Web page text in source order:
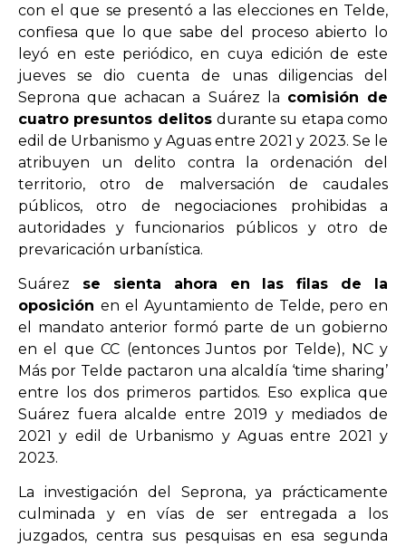
con el que se presentó a las elecciones en Telde,
confiesa que lo que sabe del proceso abierto lo
leyó en este periódico, en cuya edición de este
jueves se dio cuenta de unas diligencias del
Seprona que achacan a Suárez la comisión de
cuatro presuntos delitos durante su etapa como
edil de Urbanismo y Aguas entre 2021 y 2023. Se le
atribuyen un delito contra la ordenación del
territorio, otro de malversación de caudales
públicos, otro de negociaciones prohibidas a
autoridades y funcionarios públicos y otro de
prevaricación urbanística.
Suárez se sienta ahora en las filas de la
oposición en el Ayuntamiento de Telde, pero en
el mandato anterior formó parte de un gobierno
en el que CC (entonces Juntos por Telde), NC y
Más por Telde pactaron una alcaldía ‘time sharing’
entre los dos primeros partidos. Eso explica que
Suárez fuera alcalde entre 2019 y mediados de
2021 y edil de Urbanismo y Aguas entre 2021 y
2023.
La investigación del Seprona, ya prácticamente
culminada y en vías de ser entregada a los
juzgados, centra sus pesquisas en esa segunda